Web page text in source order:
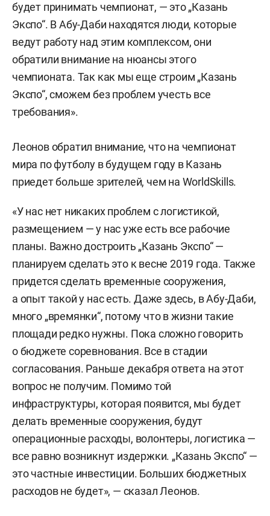
будет принимать чемпионат, — это „Казань
Экспо“. В Абу-Даби находятся люди, которые
ведут работу над этим комплексом, они
обратили внимание на нюансы этого
чемпионата. Так как мы еще строим „Казань
Экспо“, сможем без проблем учесть все
требования».
Леонов обратил внимание, что на чемпионат
мира по футболу в будущем году в Казань
приедет больше зрителей, чем на WorldSkills.
«У нас нет никаких проблем с логистикой,
размещением — у нас уже есть все рабочие
планы. Важно достроить „Казань Экспо“ —
планируем сделать это к весне 2019 года. Также
придется сделать временные сооружения,
а опыт такой у нас есть. Даже здесь, в Абу-Даби,
много „времянки“, потому что в жизни такие
площади редко нужны. Пока сложно говорить
о бюджете соревнования. Все в стадии
согласования. Раньше декабря ответа на этот
вопрос не получим. Помимо той
инфраструктуры, которая появится, мы будет
делать временные сооружения, будут
операционные расходы, волонтеры, логистика —
все равно возникнут издержки. „Казань Экспо“ —
это частные инвестиции. Больших бюджетных
расходов не будет», — сказал Леонов.